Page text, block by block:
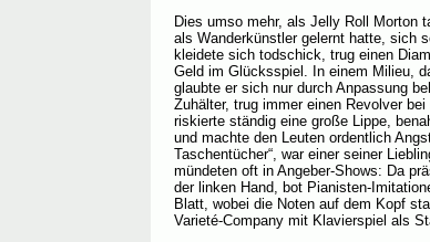
Dies umso mehr, als Jelly Roll Morton
als Wanderkünstler gelernt hatte, sich
kleidete sich todschick, trug einen
Geld im Glücksspiel. In einem Milieu,
glaubte er sich nur durch Anpassung
Zuhälter, trug immer einen Revolver
riskierte ständig eine große Lippe,
und machte den Leuten ordentlich
Taschentücher“, war einer seiner
mündeten oft in Angeber-Shows: Da
der linken Hand, bot Pianisten-
Blatt, wobei die Noten auf dem Kopf
Varieté-Company mit Klavierspiel als